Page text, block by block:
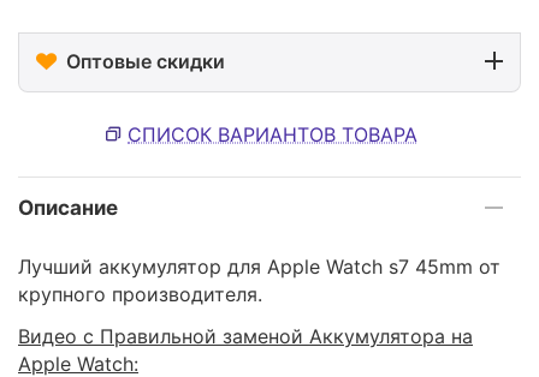
Оптовые скидки
СПИСОК ВАРИАНТОВ ТОВАРА
Описание
Лучший аккумулятор для Apple Watch s7 45mm от
крупного производителя.
Видео с Правильной заменой Аккумулятора на
Apple Watch: